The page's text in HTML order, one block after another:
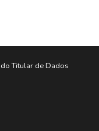
Titular de Dados